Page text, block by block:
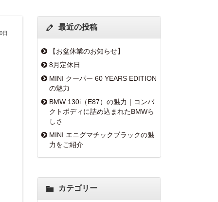
日
最近の投稿
【お盆休業のお知らせ】
8月定休日
MINI クーパー 60 YEARS EDITION
の魅力
BMW 130i（E87）の魅力｜コンパ
クトボディに詰め込まれたBMWら
しさ
MINI エニグマチックブラックの魅
力をご紹介
カテゴリー